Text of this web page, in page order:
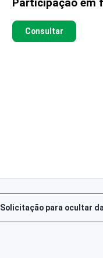
Participação em
Consultar
Solicitação para ocultar